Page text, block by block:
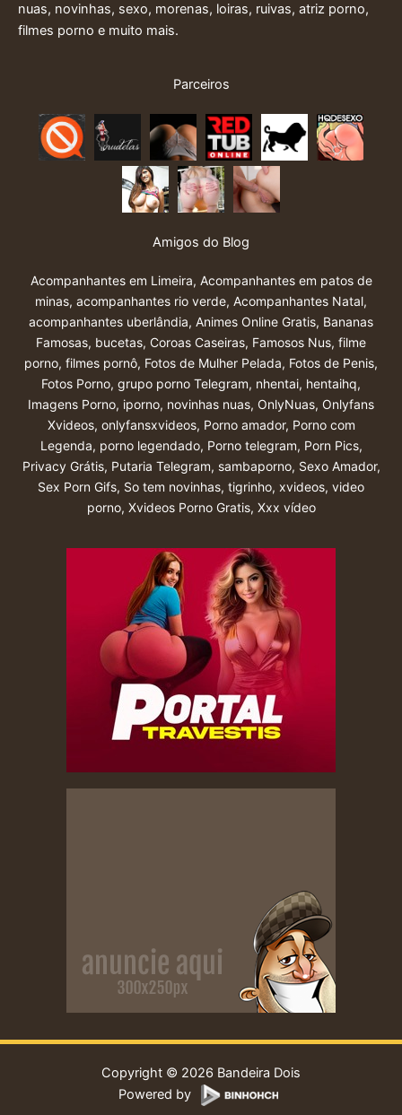
nuas, novinhas, sexo, morenas, loiras, ruivas, atriz porno,
filmes porno e muito mais.
Parceiros
Amigos do Blog
Acompanhantes em Limeira, Acompanhantes em patos de
minas, acompanhantes rio verde, Acompanhantes Natal,
acompanhantes uberlândia, Animes Online Gratis, Bananas
Famosas, bucetas, Coroas Caseiras, Famosos Nus, filme
porno, filmes pornô, Fotos de Mulher Pelada, Fotos de Penis,
Fotos Porno, grupo porno Telegram, nhentai, hentaihq,
Imagens Porno, iporno, novinhas nuas, OnlyNuas, Onlyfans
Xvideos, onlyfansxvideos, Porno amador, Porno com
Legenda, porno legendado, Porno telegram, Porn Pics,
Privacy Grátis, Putaria Telegram, sambaporno, Sexo Amador,
Sex Porn Gifs, So tem novinhas, tigrinho, xvideos, video
porno, Xvideos Porno Gratis, Xxx vídeo
Copyright © 2026 Bandeira Dois
Powered by